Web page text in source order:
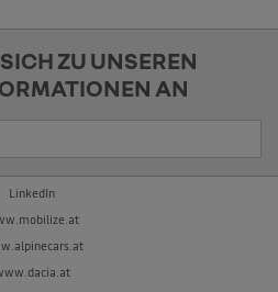
ZU UNSEREN
AN
LinkedIn